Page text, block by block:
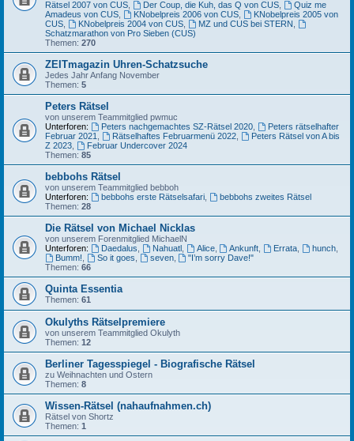
Rätsel 2007 von CUS
Der Coup, die Kuh, das Q von CUS,
Quiz me
Amadeus von CUS
KNobelpreis 2006 von CUS,
KNobelpreis 2005 von
CUS
KNobelpreis 2004 von CUS, MZ und CUS bei STERN
Schatzmarathon von Pro Sieben (CUS)
Themen: 270
ZEITmagazin Uhren-Schatzsuche
Jedes Jahr Anfang November
Themen: 5
Peters Rätsel
von unserem Teammitglied pwmuc
Unterforen:
Peters nachgemachtes SZ-Rätsel 2020,
Peters rätselhafter
Februar 2021
Rätselhaftes Februarmenü 2022,
Peters Rätsel von A bis
Z 2023
Februar Undercover 2024
Themen: 85
bebbohs Rätsel
von unserem Teammitglied bebboh
Unterforen:
bebbohs erste Rätselsafari,
bebbohs zweites Rätsel
Themen: 28
Die Rätsel von Michael Nicklas
von unserem Forenmitglied MichaelN
Unterforen:
Daedalus Nahuatl, Alice, Ankunft Errata hunch
Bumm!
So it goes seven,
"I’m sorry Dave!"
Themen: 66
Quinta Essentia
Themen: 61
Okulyths Rätselpremiere
von unserem Teammitglied Okulyth
Themen: 12
Berliner Tagesspiegel - Biografische Rätsel
zu Weihnachten und Ostern
Themen: 8
Wissen-Rätsel (nahaufnahmen.ch)
Rätsel von Shortz
Themen: 1